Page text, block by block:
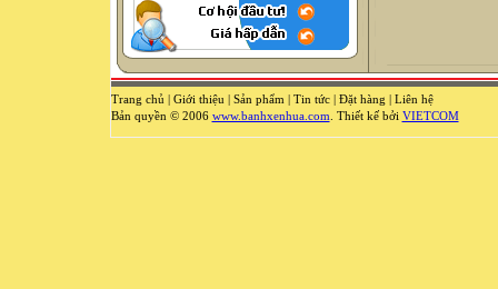
Trang chủ | Giới thiệu | Sản phẩm | Tin tức| Đặt hàng | Liên hệ
Bản quyền © 2006 www.banhxenhua.com . Thiết kế bởi VIETCOM